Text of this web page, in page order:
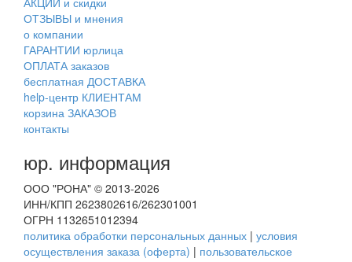
ОТЗЫВЫ и мнения
о компании
ГАРАНТИИ юрлица
ОПЛАТА заказов
бесплатная ДОСТАВКА
help-центр КЛИЕНТАМ
корзина ЗАКАЗОВ
контакты
юр. информация
ООО "РОНА" © 2013-2026
ИНН/КПП 2623802616/262301001
ОГРН 1132651012394
политика обработки персональных данных | условия
осуществления заказа (оферта) | пользовательское